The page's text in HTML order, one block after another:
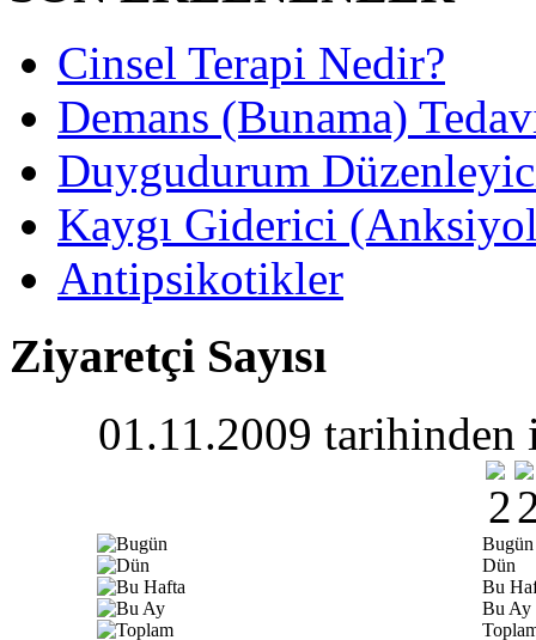
Cinsel Terapi Nedir?
Demans (Bunama)
Duygudurum
Kaygı Giderici
Antipsikotikler
Ziyaretçi Sayısı
01.11.2009 tarihinden
Bugün
Dün
Bu
Bu Ay